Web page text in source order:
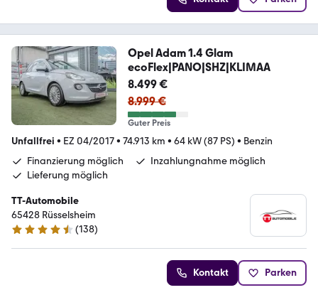
Opel Adam 1.4 Glam
ecoFlex|PANO|SHZ|KLIMAA
8.499 €
8.999 €
Guter Preis
Unfallfrei • EZ 04/2017• 74.913 km • 64 kW (87 PS) • Benzin
Finanzierung möglich
Inzahlungnahme möglich
Lieferung möglich
TT-Automobile
65428 Rüsselsheim
4.6 Sterne
(138)
Kontakt Parken